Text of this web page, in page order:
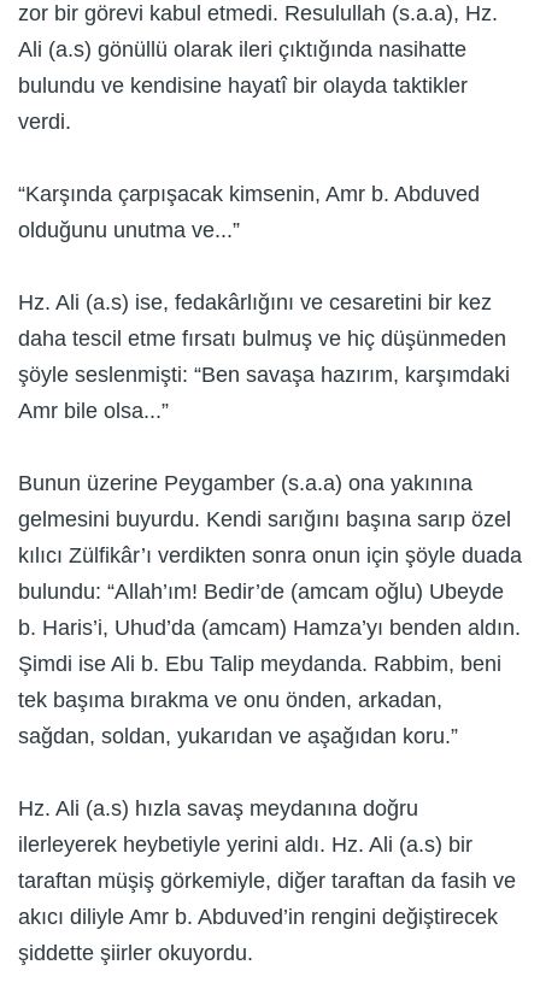
zor bir görevi kabul etmedi. Resulullah (s.a.a), Hz.
Ali (a.s) gönüllü olarak ileri çıktığında nasihatte
bulundu ve kendisine hayatî bir olayda taktikler
verdi.
“Karşında çarpışacak kimsenin, Amr b. Abduved
olduğunu unutma ve...”
Hz. Ali (a.s) ise, fedakârlığını ve cesaretini bir kez
daha tescil etme fırsatı bulmuş ve hiç düşünmeden
şöyle seslenmişti: “Ben savaşa hazırım, karşımdaki
Amr bile olsa...”
Bunun üzerine Peygamber (s.a.a) ona yakınına
gelmesini buyurdu. Kendi sarığını başına sarıp özel
kılıcı Zülfikâr’ı verdikten sonra onun için şöyle duada
bulundu: “Allah’ım! Bedir’de (amcam oğlu) Ubeyde
b. Haris’i, Uhud’da (amcam) Hamza’yı benden aldın.
Şimdi ise Ali b. Ebu Talip meydanda. Rabbim, beni
tek başıma bırakma ve onu önden, arkadan,
sağdan, soldan, yukarıdan ve aşağıdan koru.”
Hz. Ali (a.s) hızla savaş meydanına doğru
ilerleyerek heybetiyle yerini aldı. Hz. Ali (a.s) bir
taraftan müşiş görkemiyle, diğer taraftan da fasih ve
akıcı diliyle Amr b. Abduved’in rengini değiştirecek
şiddette şiirler okuyordu.